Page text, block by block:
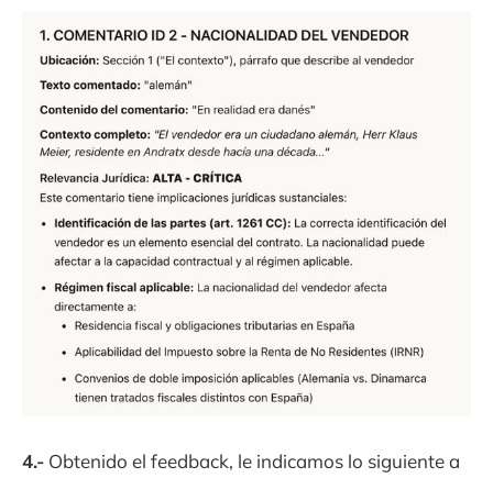
4.- Obtenido el feedback, le indicamos lo siguiente a